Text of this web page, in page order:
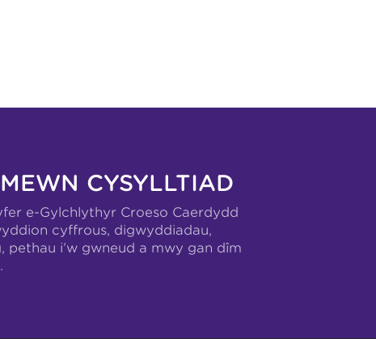
CYSYLLTIAD
e-Gylchlythyr Croeso Caerdydd
cyffrous, digwyddiadau,
pethau i’w gwneud a mwy gan dîm